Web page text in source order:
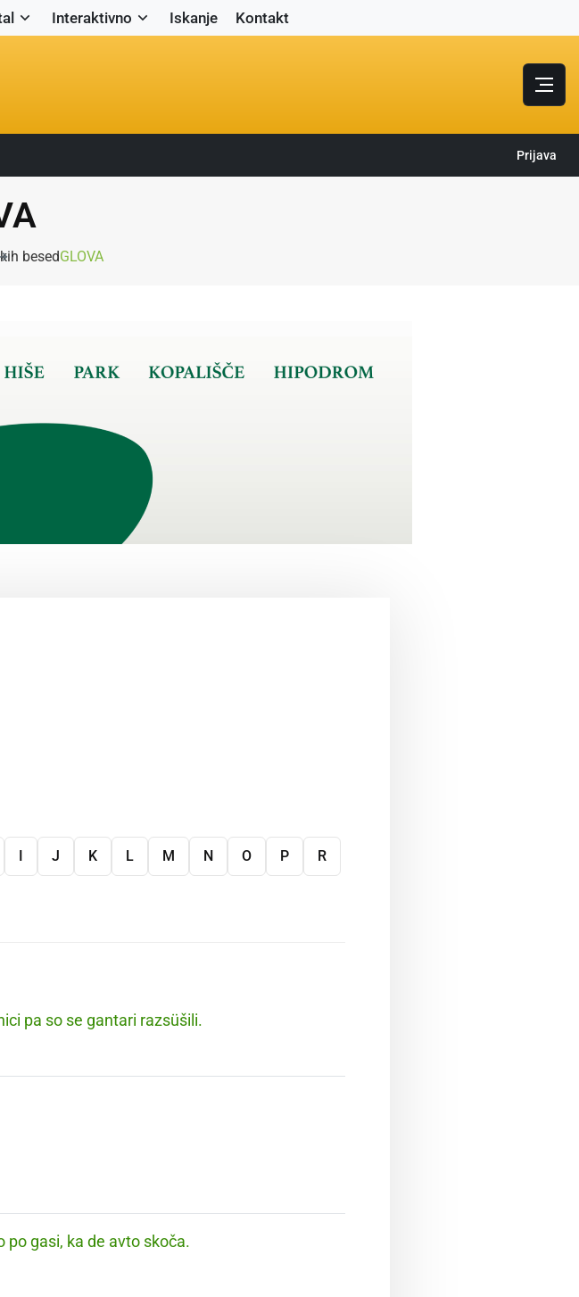
Interaktivno Iskanje Kontakt
Prijava
besedGLOVA
I J K L M N O P R
pa so se gantari razsüšili.
po gasi, ka de avto skoča.